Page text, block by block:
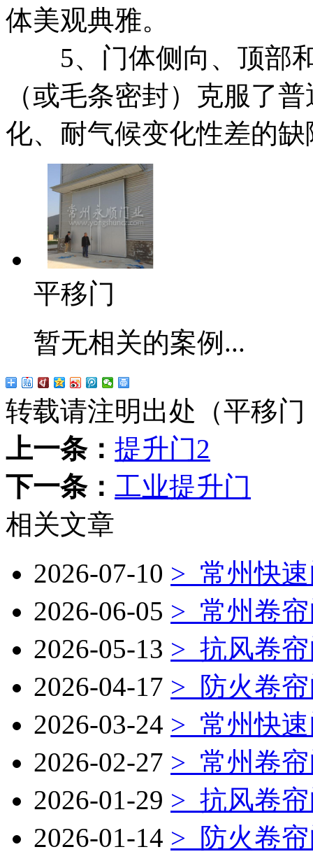
体美观典雅。
5、门体侧向、顶部和
（或毛条密封）克服了
化、耐气候变化性差的
平移门
暂无相关的案例...
转载请注明出处（平移门
上一条： 提升门2
下一条： 工业提升门
相关文章
2026-07-10 > 常州快
2026-06-05 > 常州卷
2026-05-13 > 抗风卷
2026-04-17 > 防火卷
2026-03-24 > 常州快
2026-02-27 > 常州卷
2026-01-29 > 抗风卷
2026-01-14 > 防火卷